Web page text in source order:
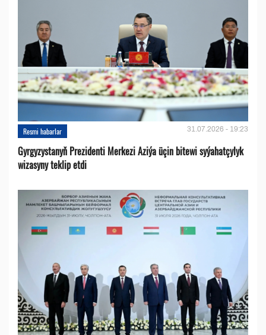
Resmi habarlar 31.07.2026 - 19:23
Gyrgyzystanyň Prezidenti Merkezi Aziýa üçin bitewi syýahatçylyk
wizasyny teklip etdi